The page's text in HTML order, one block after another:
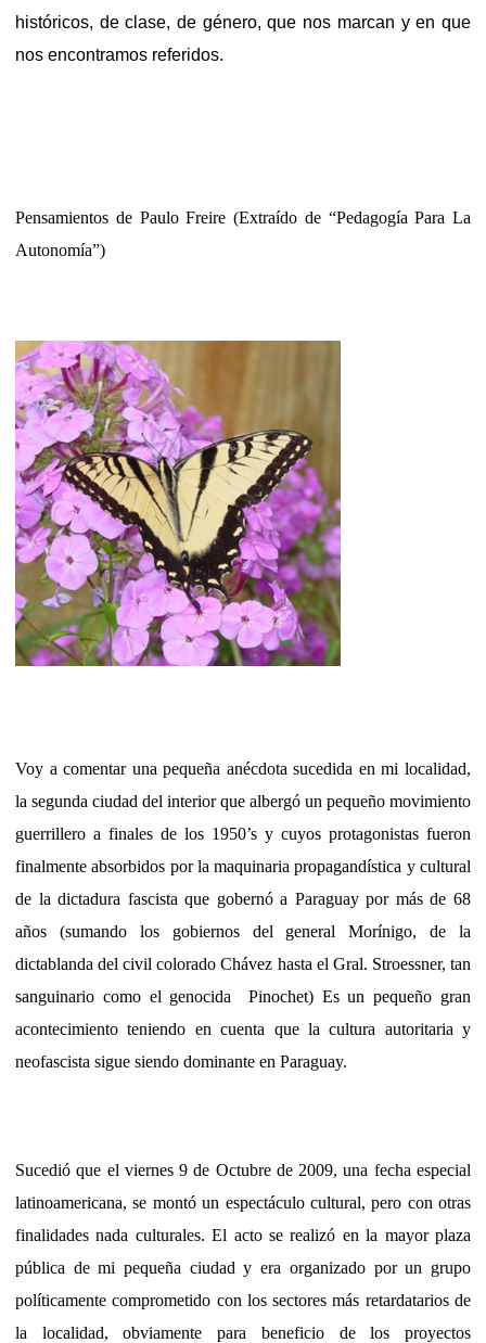
históricos, de clase, de género, que nos marcan y en que
nos encontramos referidos.
Pensamientos de Paulo Freire (Extraído de “Pedagogía Para La
Autonomía”)
Voy a comentar una pequeña anécdota sucedida en mi localidad,
la segunda ciudad del interior que albergó un pequeño movimiento
guerrillero a finales de los 1950’s y cuyos protagonistas fueron
finalmente absorbidos por la maquinaria propagandística y cultural
de la dictadura fascista que gobernó a Paraguay por más de 68
años (sumando los gobiernos del general Morínigo, de la
dictablanda del civil colorado Chávez hasta el Gral. Stroessner, tan
sanguinario como el genocida
Pinochet) Es un pequeño gran
acontecimiento teniendo en cuenta que la cultura autoritaria y
neofascista sigue siendo dominante en Paraguay.
Sucedió que el viernes 9 de Octubre de 2009, una fecha especial
latinoamericana, se montó un espectáculo cultural, pero con otras
finalidades nada culturales. El acto se realizó en la mayor plaza
pública de mi pequeña ciudad y era organizado por un grupo
políticamente comprometido con los sectores más retardatarios de
la localidad, obviamente para beneficio de los proyectos